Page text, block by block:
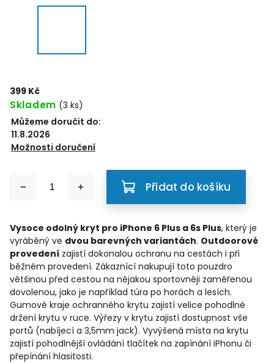
399 Kč
Skladem (3 ks)
Můžeme doručit do:
11.8.2026
Možnosti doručení
Přidat do košíku
Vysoce odolný kryt pro iPhone 6 Plus a 6s Plus, který je
vyráběný ve dvou barevných variantách. Outdoorové
provedení zajistí dokonalou ochranu na cestách i při
běžném provedení. Zákaznící nakupují toto pouzdro
většinou před cestou na nějakou sportovněji zaměřenou
dovolenou, jako je například túra po horách a lesích.
Gumové kraje ochranného krytu zajistí velice pohodlné
držení krytu v ruce. Výřezy v krytu zajistí dostupnost vše
portů (nabíjecí a 3,5mm jack). Vyvýšená místa na krytu
zajistí pohodlnější ovládání tlačítek na zapínání iPhonu či
přepínání hlasitosti.